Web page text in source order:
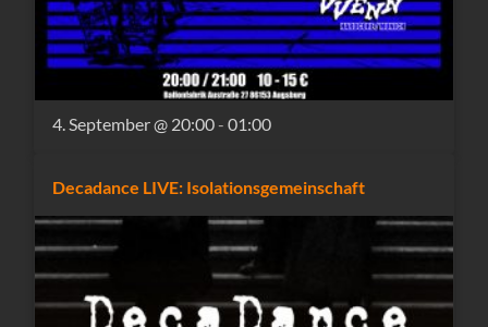
4. September @ 20:00-01:00
Decadance LIVE: Isolationsgemeinschaft